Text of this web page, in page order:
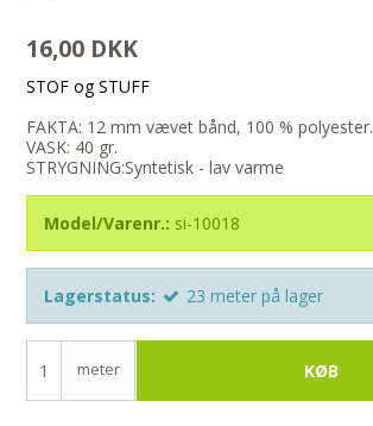
16,00 DKK
STOF og STUFF
FAKTA: 12 mm vævet bånd, 100 % polyester.
VASK: 40 gr.
STRYGNING:Syntetisk - lav varme
Model/Varenr.: si-10018
Lagerstatus: 23 meter på lager
meter KØB